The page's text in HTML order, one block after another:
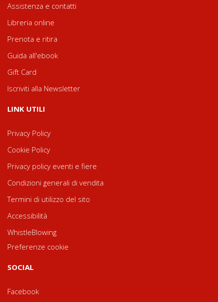
Assistenza e contatti
Libreria online
Prenota e ritira
Guida all'ebook
Gift Card
Iscriviti alla Newsletter
LINK UTILI
Privacy Policy
Cookie Policy
Privacy policy eventi e fiere
Condizioni generali di vendita
Termini di utilizzo del sito
Accessibilità
WhistleBlowing
Preferenze cookie
SOCIAL
Facebook